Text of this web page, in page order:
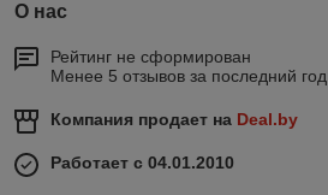
О нас
Рейтинг не сформирован
Менее 5 отзывов за последний год
Компания продает на Deal.by
Работает с 04.01.2010